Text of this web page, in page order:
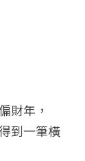
財年，
到一筆橫